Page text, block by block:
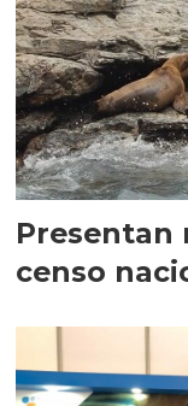
Presentan
censo